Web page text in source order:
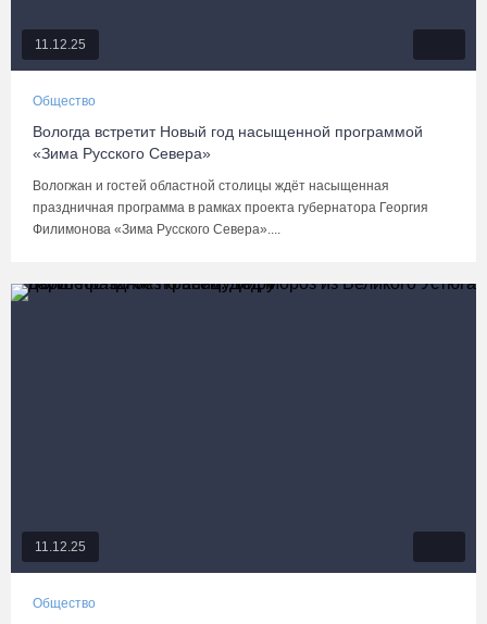
11.12.25
Общество
Вологда встретит Новый год насыщенной программой
«Зима Русского Севера»
Вологжан и гостей областной столицы ждёт насыщенная
праздничная программа в рамках проекта губернатора Георгия
Филимонова «Зима Русского Севера»....
11.12.25
Общество